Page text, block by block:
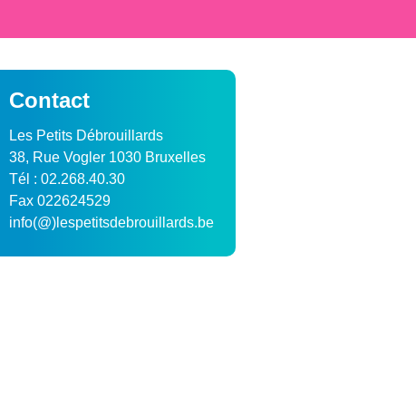
Contact
Les Petits Débrouillards
38, Rue Vogler 1030 Bruxelles
Tél : 02.268.40.30
Fax 022624529
info(@)lespetitsdebrouillards.be